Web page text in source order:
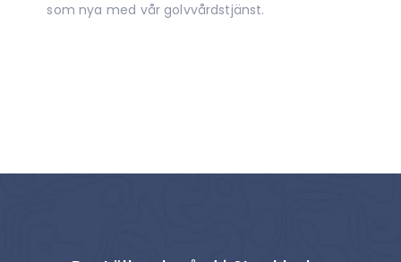
som nya med vår golvvårdstjänst.